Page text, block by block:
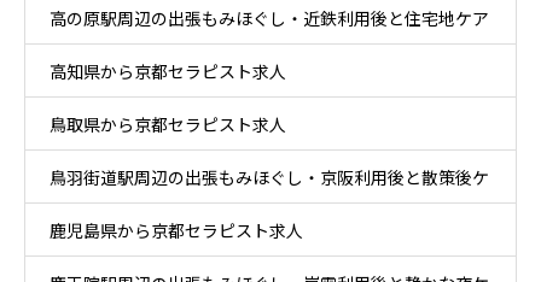
高の原駅周辺の出張もみほぐし・近鉄利用後と住宅地ケア
高知県から京都セラピスト求人
鳥取県から京都セラピスト求人
鳥羽街道駅周辺の出張もみほぐし・京阪利用後と散策後ケ
ア
鹿児島県から京都セラピスト求人